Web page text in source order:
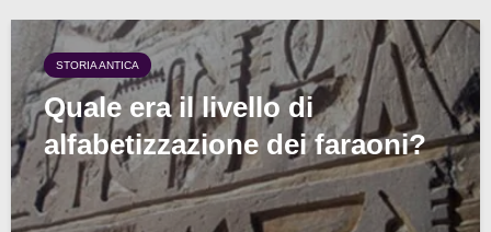
STORIA ANTICA
Quale era il livello di
alfabetizzazione dei faraoni?